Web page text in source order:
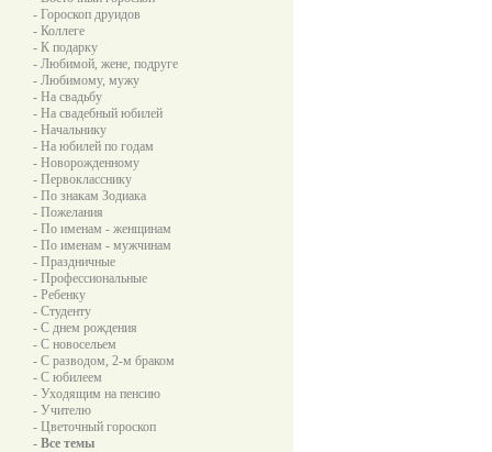
- Гороскоп друидов
- Коллеге
- К подарку
- Любимой, жене, подруге
- Любимому, мужу
- На свадьбу
- На свадебный юбилей
- Начальнику
- На юбилей по годам
- Новорожденному
- Первокласснику
- По знакам Зодиака
- Пожелания
- По именам - женщинам
- По именам - мужчинам
- Праздничные
- Профессиональные
- Ребенку
- Студенту
- С днем рождения
- С новосельем
- С разводом, 2-м браком
- С юбилеем
- Уходящим на пенсию
- Учителю
- Цветочный гороскоп
- Все темы